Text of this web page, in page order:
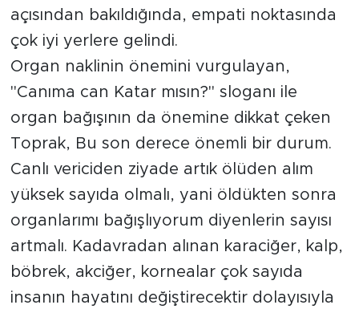
açısından bakıldığında, empati noktasında
çok iyi yerlere gelindi.
Organ naklinin önemini vurgulayan,
"Canıma can Katar mısın?" sloganı ile
organ bağışının da önemine dikkat çeken
Toprak, Bu son derece önemli bir durum.
Canlı vericiden ziyade artık ölüden alım
yüksek sayıda olmalı, yani öldükten sonra
organlarımı bağışlıyorum diyenlerin sayısı
artmalı. Kadavradan alınan karaciğer, kalp,
böbrek, akciğer, kornealar çok sayıda
insanın hayatını değiştirecektir dolayısıyla
Kale
Pütürge
Magazin
Sinema
Siyaset